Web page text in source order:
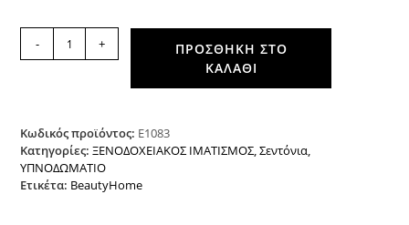
ξενοδοχείου
Satin
Percal
Pennie
70%
- +
ΠΡΟΣΘΉΚΗ ΣΤΟ
ΚΑΛΆΘΙ
Κωδικός προϊόντος: Ε1083
Κατηγορίες:ΞΕΝΟΔΟΧΕΙΑΚΟΣ ΙΜΑΤΙΣΜΟΣ,Σεντόνια,
ΥΠΝΟΔΩΜΑΤΙΟ
Ετικέτα: BeautyHome